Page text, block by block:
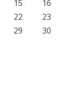
15
16
22
23
29
30